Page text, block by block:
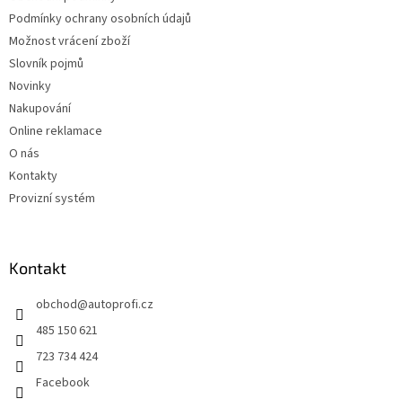
Podmínky ochrany osobních údajů
Možnost vrácení zboží
Slovník pojmů
Novinky
Nakupování
Online reklamace
O nás
Kontakty
Provizní systém
Kontakt
obchod@autoprofi.cz
485 150 621
723 734 424
Facebook